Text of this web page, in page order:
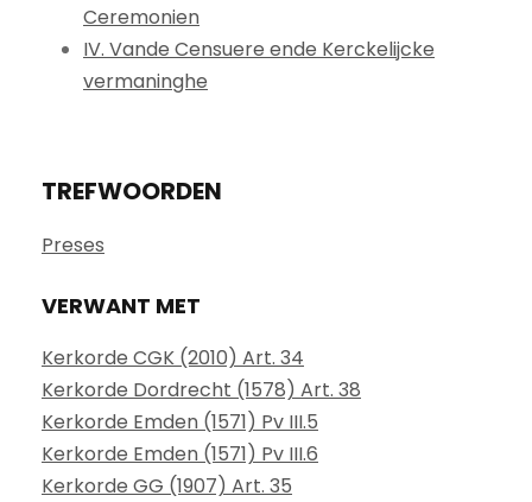
Ceremonien
IV. Vande Censuere ende Kerckelijcke
vermaninghe
TREFWOORDEN
Preses
VERWANT MET
Kerkorde CGK (2010) Art. 34
Kerkorde Dordrecht (1578) Art. 38
Kerkorde Emden (1571) Pv III.5
Kerkorde Emden (1571) Pv III.6
Kerkorde GG (1907) Art. 35